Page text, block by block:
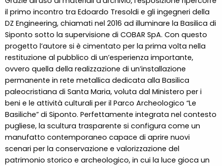
il primo incontro tra Edoardo Tresoldi e gli ingegneri della
DZ Engineering, chiamati nel 2016 ad illuminare la Basilica di
Siponto sotto la supervisione di COBAR SpA. Con questo
progetto l’autore si è cimentato per la prima volta nella
restituzione al pubblico di un’esperienza importante,
ovvero quella della realizzazione di un’installazione
permanente in rete metallica dedicata alla Basilica
paleocristiana di Santa Maria, voluta dal Ministero per i
beni e le attività culturali per il Parco Archeologico “Le
Basiliche” di Siponto. Perfettamente integrata nel contesto
pugliese, la scultura trasparente si configura come un
manufatto contemporaneo capace di aprire nuovi
scenari per la conservazione e valorizzazione del
patrimonio storico e archeologico, in cui la luce gioca un